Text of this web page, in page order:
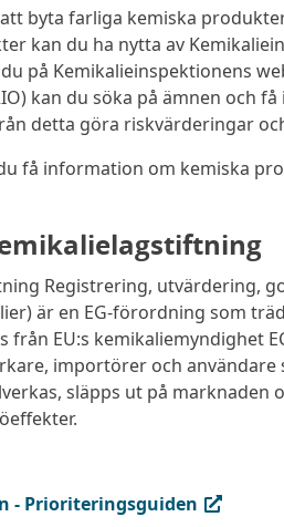
byta farliga kemiska
kan du ha nytta av
på Kemikalieinspektionens
kan du söka på ämnen och
detta göra riskvärderingar
få information om kemiska
Registrering, utvärdering,
är en EG-förordning som
från EU:s kemikaliemyndighet
importörer och användare
släpps ut på marknaden
- Prioriteringsguiden
flik)